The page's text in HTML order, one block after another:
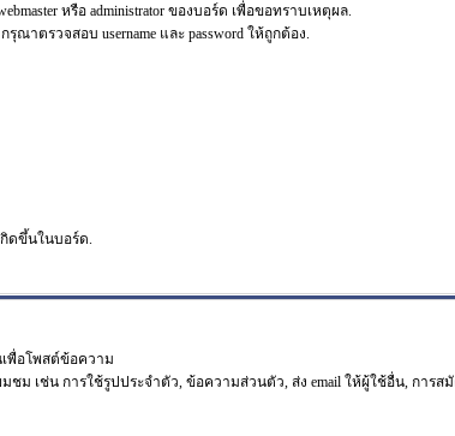
หรือ administrator ของบอร์ด เพื่อขอทราบเหตุผล.
ตรวจสอบ username และ password ให้ถูกต้อง.
กิดขึ้นในบอร์ด.
พื่อโพสต์ข้อความ
เช่น การใช้รูปประจำตัว, ข้อความส่วนตัว, ส่ง email ให้ผู้ใช้อื่น, การส